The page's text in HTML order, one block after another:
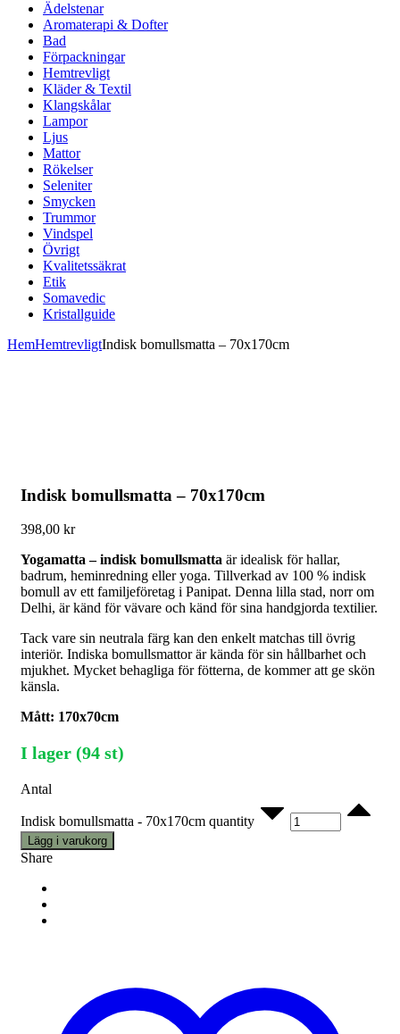
Ädelstenar
Aromaterapi & Dofter
Bad
Förpackningar
Hemtrevligt
Kläder & Textil
Klangskålar
Lampor
Ljus
Mattor
Rökelser
Seleniter
Smycken
Trummor
Vindspel
Övrigt
Kvalitetssäkrat
Etik
Somavedic
Kristallguide
HemHemtrevligtIndisk bomullsmatta – 70x170cm
Indisk bomullsmatta – 70x170cm
398,00 kr
Yogamatta – indisk bomullsmatta är idealisk för hallar,
badrum, heminredning eller yoga. Tillverkad av 100 % indisk
bomull av ett familjeföretag i Panipat. Denna lilla stad, norr om
Delhi, är känd för vävare och känd för sina handgjorda textilier.
Tack vare sin neutrala färg kan den enkelt matchas till övrig
interiör. Indiska bomullsmattor är kända för sin hållbarhet och
mjukhet. Mycket behagliga för fötterna, de kommer att ge skön
känsla.
Mått: 170x70cm
I lager (94 st)
Antal
Indisk bomullsmatta - 70x170cm quantity
Lägg i varukorg
Share